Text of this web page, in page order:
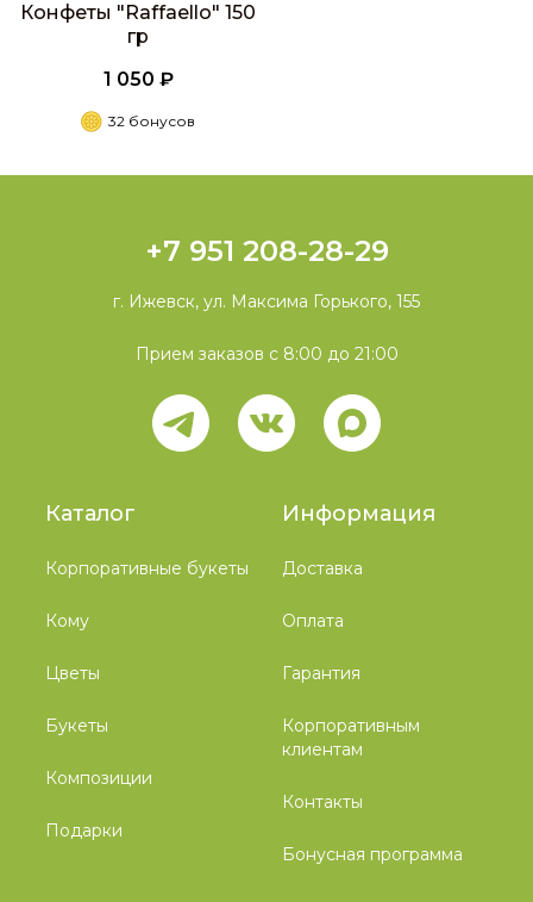
Конфеты "Raffaello" 150
гр
1 050 ₽
32 бонусов
Каталог
Корпоративные букеты
Кому
Цветы
Букеты
Композиции
Подарки
Информация
Доставка
Оплата
Гарантия
Корпоративным
клиентам
Контакты
Бонусная программа
+7 951 208-28-29
г. Ижевск, ул. Максима Горького, 155
Прием заказов с 8:00 до 21:00